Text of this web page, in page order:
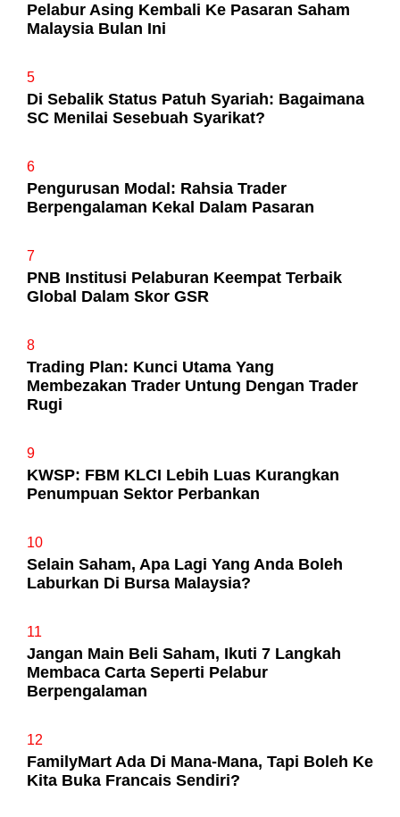
Pelabur Asing Kembali Ke Pasaran Saham
Malaysia Bulan Ini
5
Di Sebalik Status Patuh Syariah: Bagaimana
SC Menilai Sesebuah Syarikat?
6
Pengurusan Modal: Rahsia Trader
Berpengalaman Kekal Dalam Pasaran
7
PNB Institusi Pelaburan Keempat Terbaik
Global Dalam Skor GSR
8
Trading Plan: Kunci Utama Yang
Membezakan Trader Untung Dengan Trader
Rugi
9
KWSP: FBM KLCI Lebih Luas Kurangkan
Penumpuan Sektor Perbankan
10
Selain Saham, Apa Lagi Yang Anda Boleh
Laburkan Di Bursa Malaysia?
11
Jangan Main Beli Saham, Ikuti 7 Langkah
Membaca Carta Seperti Pelabur
Berpengalaman
12
FamilyMart Ada Di Mana-Mana, Tapi Boleh Ke
Kita Buka Francais Sendiri?